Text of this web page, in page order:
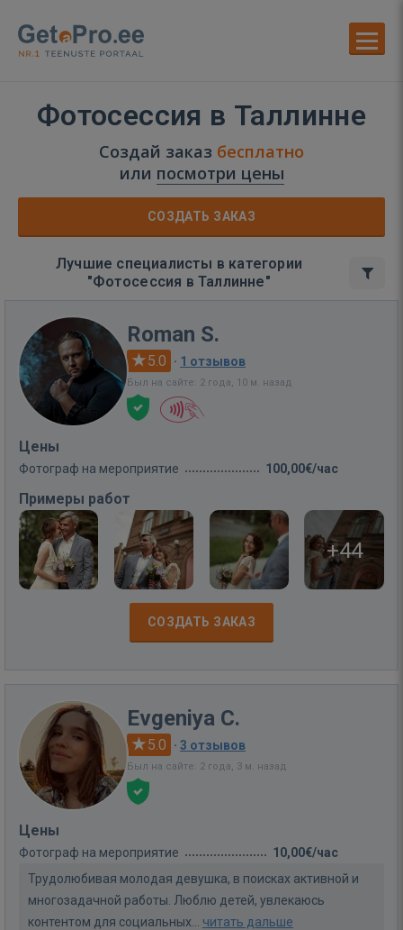
Фотосессия в Таллинне
Создай заказ бесплатно
или посмотри цены
СОЗДАТЬ ЗАКАЗ
Лучшие специалисты в категории
"Фотосессия в Таллинне"
Roman S.
5.0 · 1 отзывов
Был на сайте: 2 года, 10 м. назад
Цены
Фотограф на мероприятие 100,00€/час
Примеры работ
+44
СОЗДАТЬ ЗАКАЗ
Evgeniya C.
5.0 · 3 отзывов
Был на сайте: 2 года, 3 м. назад
Цены
Фотограф на мероприятие
10,00€/час
Трудолюбивая молодая девушка, в поисках активной и
многозадачной работы. Люблю детей, увлекаюсь
контентом для социальных... читать дальше